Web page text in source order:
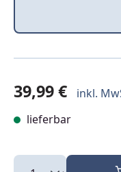
39,99 € inkl.
lieferbar